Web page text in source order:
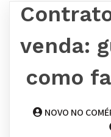
venda:
como
NOVO NO